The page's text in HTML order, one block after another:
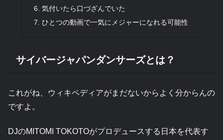
気付いたら口づざんでいた
ひとつの動画で一気にメジャーになれる可能性
サイバージャパンダンサーズとは？
これがね、ウィキペディアがまだないからよく分からんの
ですよ。
DJのMITOMI TOKOTOがプロデュースする日本を代表す